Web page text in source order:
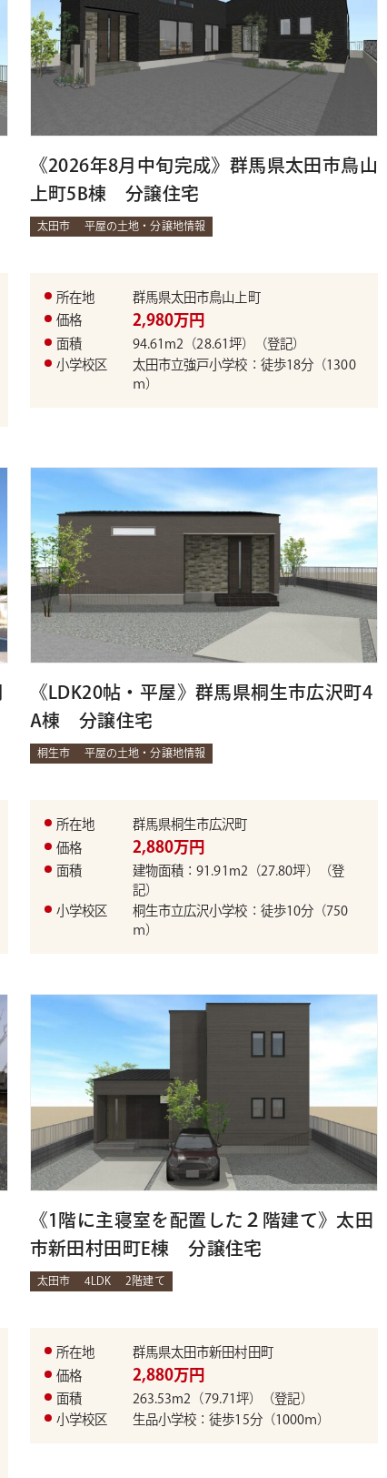
《2026年8月中旬完成》群馬県太田市鳥山
上町5B棟 分譲住宅
太田市 平屋の土地・分譲地情報
所在地
群馬県太田市鳥山上町
価格
2,980万円
面積
94.61m2（28.61坪）（登記）
小学校区
太田市立強戸小学校：徒歩18分（1300
ｍ）
《LDK20帖・平屋》群馬県桐生市広沢町4
A棟 分譲住宅
桐生市 平屋の土地・分譲地情報
所在地
群馬県桐生市広沢町
価格
2,880万円
面積
建物面積：91.91m2（27.80坪）（登
記）
小学校区
桐生市立広沢小学校：徒歩10分（750
ｍ）
《1階に主寝室を配置した２階建て》太田
市新田村田町E棟 分譲住宅
太田市 4LDK 2階建て
所在地
群馬県太田市新田村田町
価格
2,880万円
面積
263.53m2（79.71坪）（登記）
小学校区
生品小学校：徒歩15分（1000ｍ）